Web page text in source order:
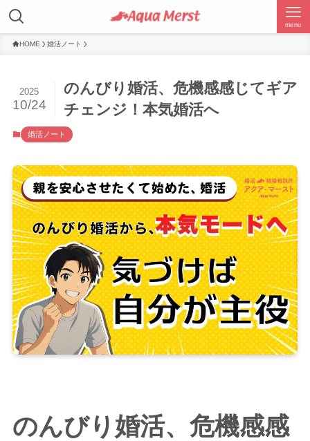
menu
HOME 婚活ノート
のんびり婚活、危機感感じてギア
チェンジ！本気婚活へ
2025
10/24
婚活ノート
のんびり婚活、危機感感